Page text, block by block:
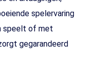
spelervaring
speelt of met
gegarandeerd